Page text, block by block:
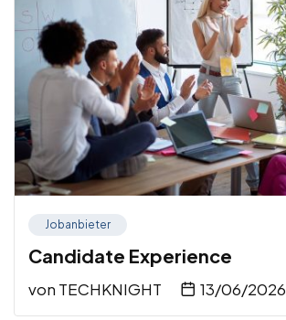
Jobanbieter
Candidate Experience
von TECHKNIGHT 13/06/2026